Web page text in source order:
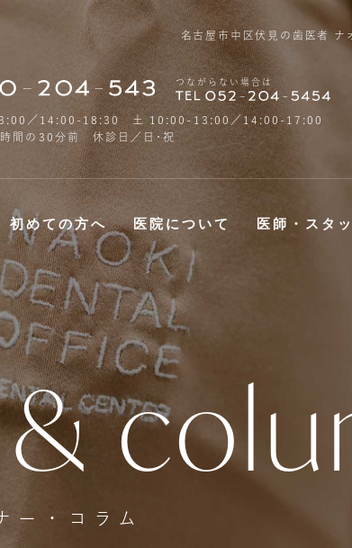
名古屋市中区伏見の歯医者 ナ
つながらない場合は
／14:00-18:30 土 10:00-13:00／14:00-17:00
間の30分前 休診日／日・祝
初めての方へ 医院について 医師・スタ
ー・コラム